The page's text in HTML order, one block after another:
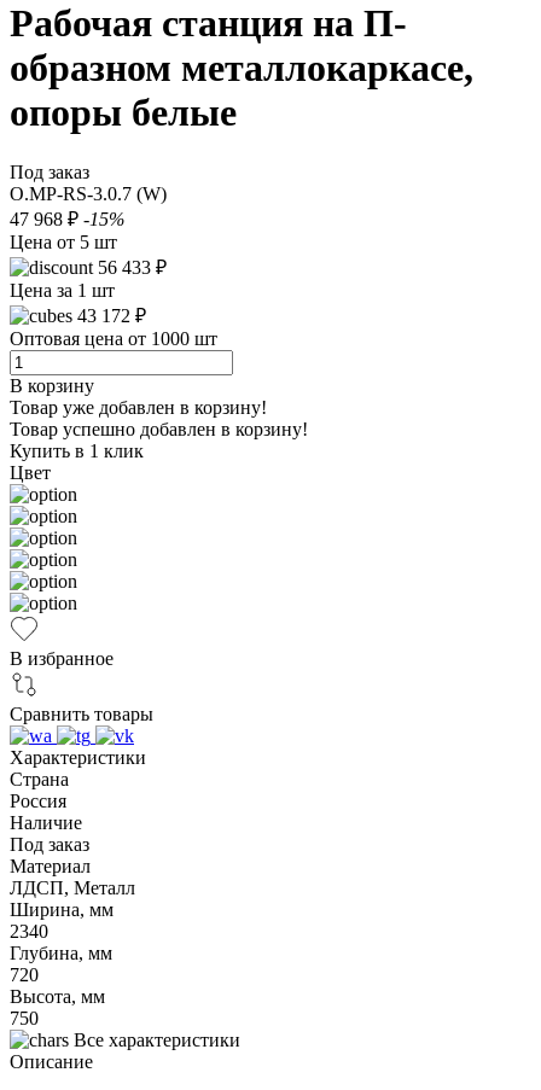
Рабочая станция на П-
образном металлокаркасе,
опоры белые
Под заказ
O.MP-RS-3.0.7 (W)
47 968 ₽ -15%
Цена от 5 шт
56 433 ₽
Цена за 1 шт
43 172 ₽
Оптовая цена от 1000 шт
В корзину
Товар уже добавлен в корзину!
Товар успешно добавлен в корзину!
Купить в 1 клик
Цвет
В избранное
Сравнить товары
Характеристики
Страна
Россия
Наличие
Под заказ
Материал
ЛДСП, Металл
Ширина, мм
2340
Глубина, мм
720
Высота, мм
750
Все характеристики
Описание